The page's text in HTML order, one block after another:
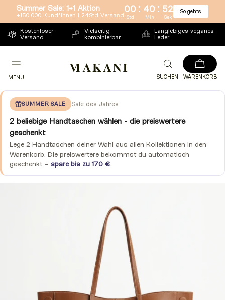
Direkt
zum
Inhalt
Summer Sale: 1+1 Aktion
+150.000 Kund*innen l 24Std Versand
00 : 40 : 51
Std Min Sek
So gehts
Kostenloser
Versand
Vielseitig
kombinierbar
Langlebiges veganes
Leder
MENÜ SUCHEN WARENKORB
SUMMER SALE Sale des Jahres
2 beliebige Handtaschen wählen - die preiswertere
geschenkt
Lege 2 Handtaschen deiner Wahl aus allen Kollektionen in den
Warenkorb. Die preiswertere bekommst du automatisch
geschenkt – spare bis zu 170 €